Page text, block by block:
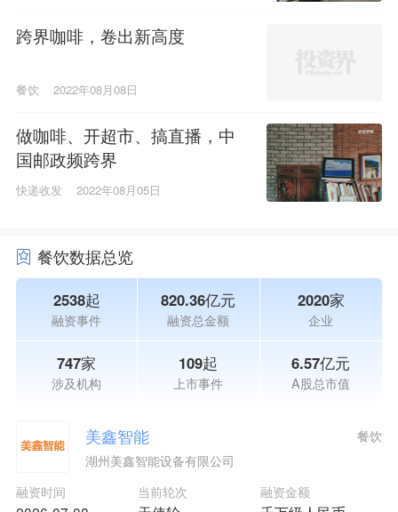
跨界咖啡，卷出新高度
餐饮 2022年08月08日
做咖啡、开超市、搞直播，中
国邮政频跨界
快递收发 2022年08月05日
餐饮数据总览
2538起
融资事件
820.36亿元
融资总金额
2020家
企业
747家
涉及机构
109起
上市事件
6.57亿元
A股总市值
美鑫智能
湖州美鑫智能设备有限公司
融资时间
当前轮次 融资金额
餐饮